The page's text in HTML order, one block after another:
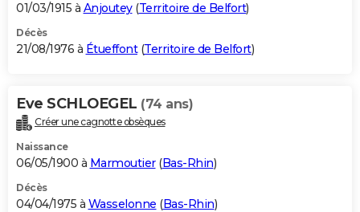
01/03/1915 à Anjoutey(Territoire de Belfort)
Décès
21/08/1976 à Étueffont(Territoire de Belfort)
Eve SCHLOEGEL (74 ans)
Créer une cagnotte obsèques
Naissance
06/05/1900 à Marmoutier(Bas-Rhin)
Décès
04/04/1975 à Wasselonne (Bas-Rhin)